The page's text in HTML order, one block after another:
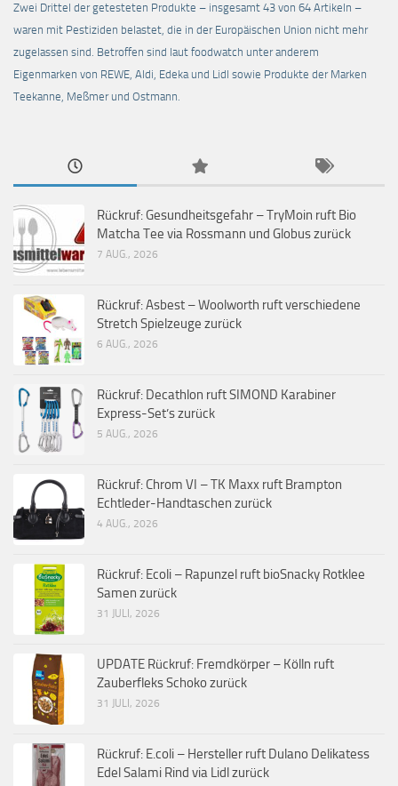
Zwei Drittel der getesteten Produkte – insgesamt 43 von 64 Artikeln –
waren mit Pestiziden belastet, die in der Europäischen Union nicht mehr
zugelassen sind. Betroffen sind laut foodwatch unter anderem
Eigenmarken von REWE, Aldi, Edeka und Lidl sowie Produkte der Marken
Teekanne, Meßmer und Ostmann.
Rückruf: Gesundheitsgefahr – TryMoin ruft Bio
Matcha Tee via Rossmann und Globus zurück
7 AUG., 2026
Rückruf: Asbest – Woolworth ruft verschiedene
Stretch Spielzeuge zurück
6 AUG., 2026
Rückruf: Decathlon ruft SIMOND Karabiner
Express-Set’s zurück
5 AUG., 2026
Rückruf: Chrom VI – TK Maxx ruft Brampton
Echtleder-Handtaschen zurück
4 AUG., 2026
Rückruf: Ecoli – Rapunzel ruft bioSnacky Rotklee
Samen zurück
31 JULI, 2026
UPDATE Rückruf: Fremdkörper – Kölln ruft
Zauberfleks Schoko zurück
31 JULI, 2026
Rückruf: E.coli – Hersteller ruft Dulano Delikatess
Edel Salami Rind via Lidl zurück